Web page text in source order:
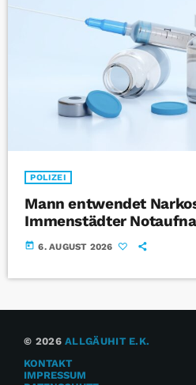
POLIZEI
Mann entwendet
Immenstädter
today 6. AUGUST 2026
© 2026ALLGÄUHIT E.K.
KONTAKT
IMPRESSUM